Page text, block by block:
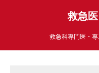
救急
救急科専門医・